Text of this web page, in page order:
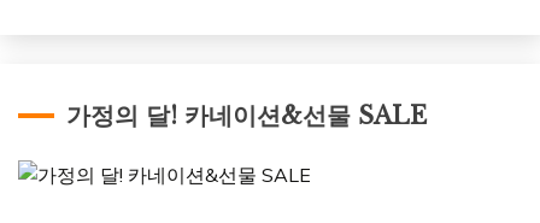
가정의 달! 카네이션&선물 SALE